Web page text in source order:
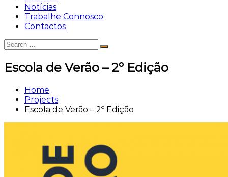
Notícias
Trabalhe Connosco
Contactos
Search
for:
Search
Escola de Verão – 2º Edição
Home
Projects
Escola de Verão – 2º Edição